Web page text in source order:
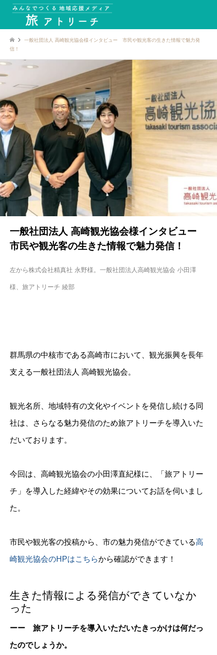
一般社団法人 高崎観光協会様インタビュー 市民や観光客の生きた情報で魅力発
信！
一般社団法人 高崎観光協会様インタビュー
市民や観光客の生きた情報で魅力発信！
左から株式会社精真社 永野様。一般社団法人高崎観光協会 小田澤
様、旅アトリーチ 綾部
群馬県の中核市である高崎市において、観光振興を長年
支える一般社団法人 高崎観光協会。
観光名所、地域特有の文化やイベントを発信し続ける同
社は、さらなる魅力発信のため旅アトリーチを導入いた
だいております。
今回は、高崎観光協会の小田澤直紀様に、「旅アトリー
チ」を導入した経緯やその効果についてお話を伺いまし
た。
市民や観光客の投稿から、市の魅力発信ができている高
崎観光協会のHPはこちらから確認ができます！
生きた情報による発信ができていなか
った
ーー 旅アトリーチを導入いただいたきっかけは何だっ
たのでしょうか。